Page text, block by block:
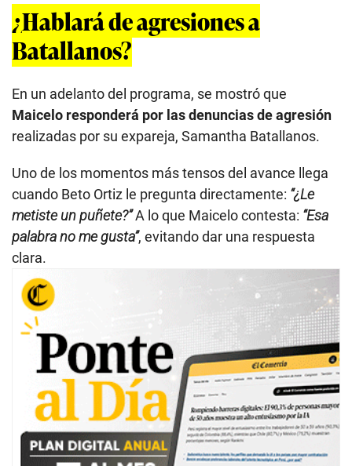
¿Hablará de agresiones a
Batallanos?
En un adelanto del programa, se mostró que
Maicelo responderá por las denuncias de agresión
realizadas por su expareja, Samantha Batallanos.
Uno de los momentos más tensos del avance llega
cuando Beto Ortiz le pregunta directamente: “¿Le
metiste un puñete?”A lo que Maicelo contesta: “Esa
palabra no me gusta”, evitando dar una respuesta
clara.